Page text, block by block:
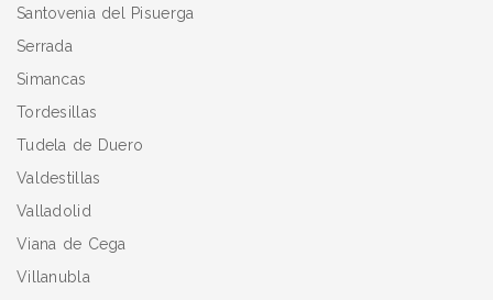
Santovenia del Pisuerga
Serrada
Simancas
Tordesillas
Tudela de Duero
Valdestillas
Valladolid
Viana de Cega
Villanubla